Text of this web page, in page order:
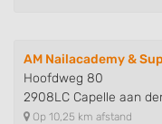
AM Nailacademy &
Hoofdweg 80
2908LC Capelle aan
Op 10,25 km afstand